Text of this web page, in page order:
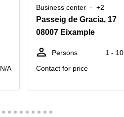
N/A
Business center +2
Passeig de Gracia, 17
08007 Eixample
Persons
1 - 10
Contact for price